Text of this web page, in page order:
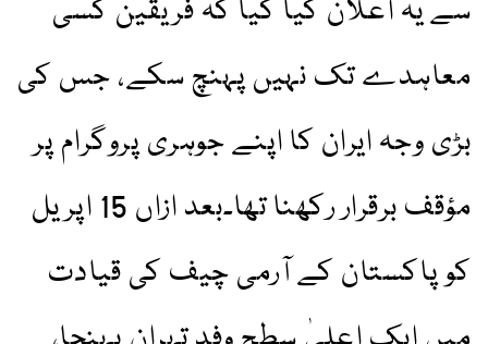
سے یہ اعلان کیا گیا کہ فریقین کسی
معاہدے تک نہیں پہنچ سکے، جس کی
بڑی وجہ ایران کا اپنے جوہری پروگرام پر
مؤقف برقرار رکھنا تھا۔بعد ازاں 15 اپریل
کو پاکستان کے آرمی چیف کی قیادت